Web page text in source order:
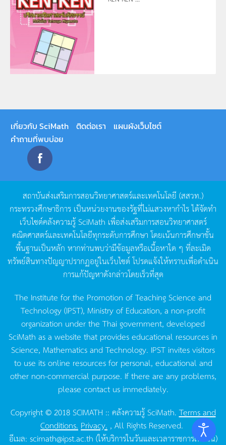
เกี่ยวกับ SciMath ติดต่อเรา
แผนผังเว็บไซต์
คำถามที่พบบ่อย
สถาบันส่งเสริมการสอนวิทยาศาสตร์และเทคโนโลยี (สสวท.)
กระทรวงศึกษาธิการ เป็นหน่วยงานของรัฐที่ไม่แสวงหากำไรได้จัดทำ
เว็บไซต์คลังความรู้SciMath เพื่อส่งเสริมการสอนวิทยาศาสตร์
คณิตศาสตร์และเทคโนโลยีทุกระดับการศึกษา โดยเน้นการศึกษาขั้น
พื้นฐานเป็นหลัก หากท่านพบว่ามีข้อมูลหรือเนื้อหาใด ๆ ที่ละเมิด
ทรัพย์สินทางปัญญาปรากฏอยู่ในเว็บไซต์โปรดแจ้งให้ทราบเพื่อดำเนิน
การแก้ปัญหาดังกล่าวโดยเร็วที่สุด
The Institute for the Promotion of Teaching Science and
Technology (IPST), Ministry of Education, a non-profit
organization under the Thai government, developed
SciMath as a website that provides educational resources in
Science, Mathematics and Technology. IPST invites visitors
to use its online resources for personal, educational and
other non-commercial purpose. If there are any problems,
please contact us immediately.
Copyright © 2018 SCIMATH :: คลังความรู้ SciMath.Terms and
Conditions. Privacy. , All Rights Reserved.
อีเมล: scimath@ipst.ac.th (ให้บริการในวันและเวลาราชการเท่านั้น)